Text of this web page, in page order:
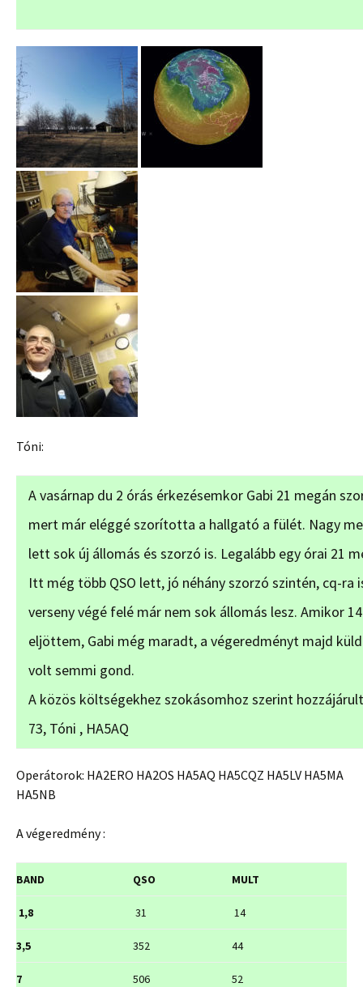
Tóni:
A vasárnap du 2 órás érkezésemkor Gabi 21 megán
mert már eléggé szorította a hallgató a fülét. Nagy
lett sok új állomás és szorzó is. Legalább egy órai 21
Itt még több QSO lett, jó néhány szorzó szintén, cq-
verseny végé felé már nem sok állomás lesz. Amikor
eljöttem, Gabi még maradt, a végeredményt majd
volt semmi gond.
A közös költségekhez szokásomhoz szerint
73, Tóni , HA5AQ
Operátorok: HA2ERO HA2OS HA5AQ HA5CQZ HA5LV HA5MA
HA5NB
A végeredmény :
BAND QSO MULT
1,8 31 14
3,5 352 44
7 506 52